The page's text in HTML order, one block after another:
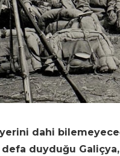
dahi
defa duyduğu